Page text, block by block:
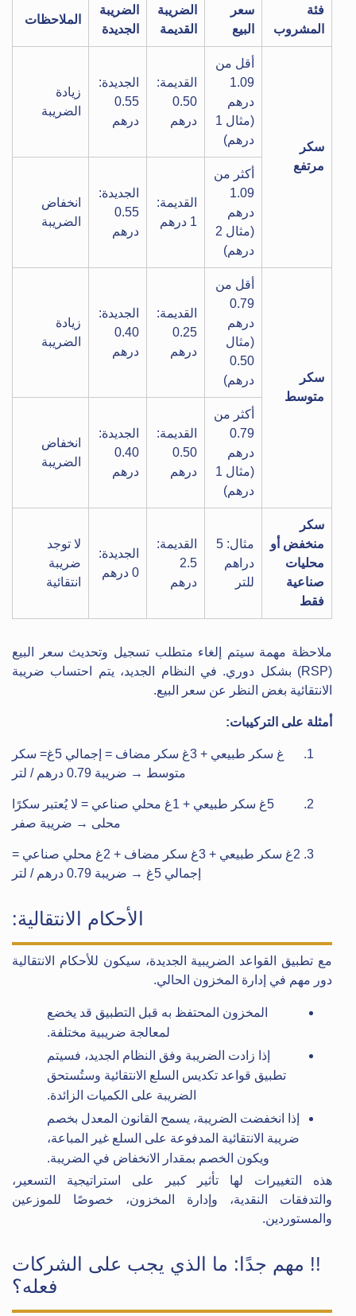
فئة
المشروب
سعر
البيع
الضريبة
القديمة
الضريبة
الجديدة
الملاحظات
سكر
مرتفع
أقل من
1.09
درهم
(مثال 1
درهم)
القديمة:
0.50
درهم
الجديدة:
0.55
درهم
زيادة
الضريبة
أكثر من
1.09
درهم
(مثال 2
درهم)
القديمة:
1 درهم
الجديدة:
0.55
درهم
انخفاض
الضريبة
سكر
متوسط
أقل من
0.79
درهم
(مثال
0.50
درهم)
القديمة:
0.25
درهم
الجديدة:
0.40
درهم
زيادة
الضريبة
أكثر من
0.79
درهم
(مثال 1
درهم)
القديمة:
0.50
درهم
الجديدة:
0.40
درهم
انخفاض
الضريبة
سكر
منخفض أو
محليات
صناعية
فقط
مثال: 5
دراهم
للتر
القديمة:
2.5
درهم
الجديدة:
0 درهم
لا توجد
ضريبة
انتقائية
ملاحظة مهمة سيتم إلغاء متطلب تسجيل وتحديث سعر البيع
(RSP) بشكل دوري. في النظام الجديد، يتم احتساب ضريبة
الانتقائية بغض النظر عن سعر البيع.
أمثلة على التركيبات:
غ سكر طبيعي + 3غ سكر مضاف = إجمالي 5غ= سكر
متوسط → ضريبة 0.79 درهم / لتر
5غ سكر طبيعي + 1غ محلي صناعي = لا يُعتبر سكرًا
محلى → ضريبة صفر
2غ سكر طبيعي + 3غ سكر مضاف + 2غ محلي صناعي =
إجمالي 5غ → ضريبة 0.79 درهم / لتر
الأحكام الانتقالية:
مع تطبيق القواعد الضريبية الجديدة، سيكون للأحكام الانتقالية
دور مهم في إدارة المخزون الحالي.
المخزون المحتفظ به قبل التطبيق قد يخضع
لمعالجة ضريبية مختلفة.
إذا زادت الضريبة وفق النظام الجديد، فسيتم
تطبيق قواعد تكديس السلع الانتقائية وستُستحق
الضريبة على الكميات الزائدة.
إذا انخفضت الضريبة، يسمح القانون المعدل بخصم
ضريبة الانتقائية المدفوعة على السلع غير المباعة،
ويكون الخصم بمقدار الانخفاض في الضريبة.
هذه التغييرات لها تأثير كبير على استراتيجية التسعير،
والتدفقات النقدية، وإدارة المخزون، خصوصًا للموزعين
والمستوردين.
!! مهم جدًا: ما الذي يجب على الشركات
فعله؟